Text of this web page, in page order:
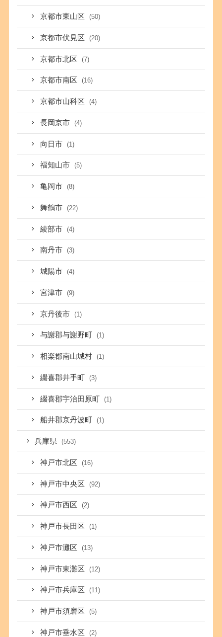
京都市東山区 (50)
京都市伏見区 (20)
京都市北区 (7)
京都市南区 (16)
京都市山科区 (4)
長岡京市 (4)
向日市 (1)
福知山市 (5)
亀岡市 (8)
舞鶴市 (22)
綾部市 (4)
南丹市 (3)
城陽市 (4)
宮津市 (9)
京丹後市 (1)
与謝郡与謝野町 (1)
相楽郡南山城村 (1)
綴喜郡井手町 (3)
綴喜郡宇治田原町 (1)
船井郡京丹波町 (1)
兵庫県 (553)
神戸市北区 (16)
神戸市中央区 (92)
神戸市西区 (2)
神戸市長田区 (1)
神戸市灘区 (13)
神戸市東灘区 (12)
神戸市兵庫区 (11)
神戸市須磨区 (5)
神戸市垂水区 (2)